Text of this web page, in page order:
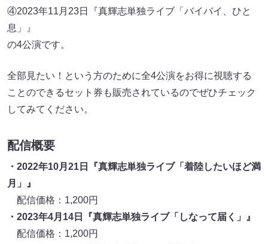
④2023年11月23日『真輝志単独ライブ「バイバイ、ひと
息」』
の4公演です。
全部見たい！という方のために全4公演をお得に視聴する
ことのできるセット券も販売されているのでぜひチェック
してみてください。
配信概要
・2022年10月21日『真輝志単独ライブ「着陸したいほど満
月」』
配信価格：1,200円
・2023年4月14日『真輝志単独ライブ「しなって届く」』
配信価格：1,200円